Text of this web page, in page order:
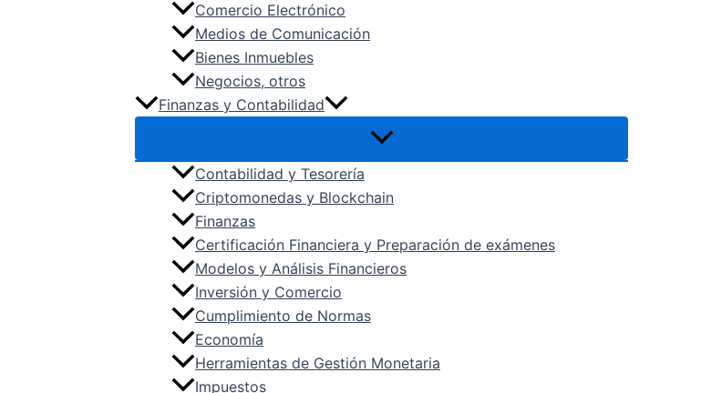
Comercio Electrónico
Medios de Comunicación
Bienes Inmuebles
Negocios, otros
Finanzas y Contabilidad
Contabilidad y Tesorería
Criptomonedas y Blockchain
Finanzas
Certificación Financiera y Preparación de exámenes
Modelos y Análisis Financieros
Inversión y Comercio
Cumplimiento de Normas
Economía
Herramientas de Gestión Monetaria
Impuestos